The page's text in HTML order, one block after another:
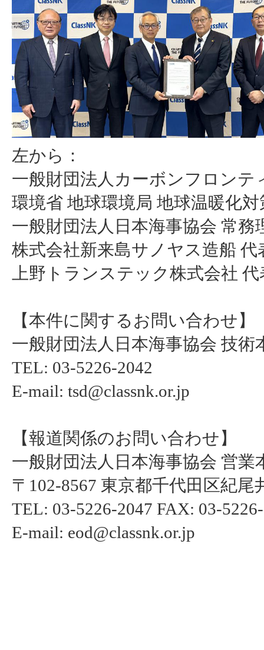
左から：
一般財団法人カーボンフロンテ
環境省 地球環境局 地球温暖化
一般財団法人日本海事協会 常務
株式会社新来島サノヤス造船 代
上野トランステック株式会社
【本件に関するお問い合わせ】
一般財団法人日本海事協会 技術
TEL: 03-5226-2042
E-mail: tsd@classnk.or.jp
【報道関係のお問い合わせ】
一般財団法人日本海事協会 営業
〒102-8567 東京都千代田区紀尾
TEL: 03-5226-2047 FAX: 03-
E-mail: eod@classnk.or.jp